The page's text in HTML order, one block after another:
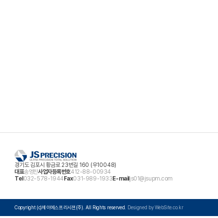
경기도 김포시 황금로 23번길 160 (우10048)
대표송영찬사업자등록번호412-88-00934
Tel 032-578-1944 Fax031-989-1933E-mail js01@jsupm.com
Copyright (c)제이에스프리시젼(주). All Rights reserved. Designed by WebSite.co.kr